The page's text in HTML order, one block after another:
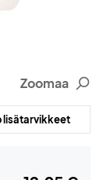
Zoomaa
lisätarvikkeet